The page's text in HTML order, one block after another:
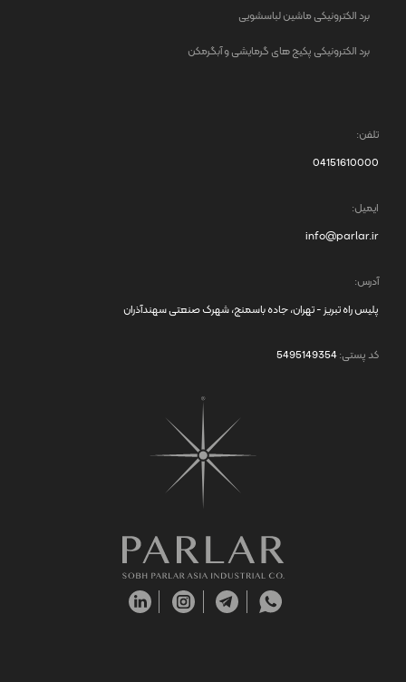
برد الکترونیکی ماشین لباسشویی
برد الکترونیکی پکیج های گرمایشی و آبگرمکن
تلفن:
04151610000
ایمیل:
info@parlar.ir
آدرس:
پلیس راه تبریز - تهران، جاده باسمنج، شهرک صنعتی سهندآذران
کد پستی:5495149354